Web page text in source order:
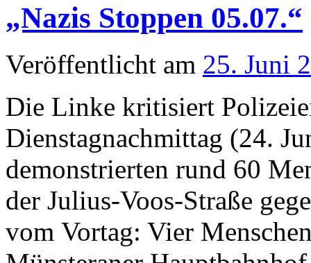
„Nazis Stoppen 05.07.“
Veröffentlicht am 25. Juni
Die Linke kritisiert
Dienstagnachmittag (24.
demonstrierten rund 60
der Julius-Voos-Straße
vom Vortag: Vier